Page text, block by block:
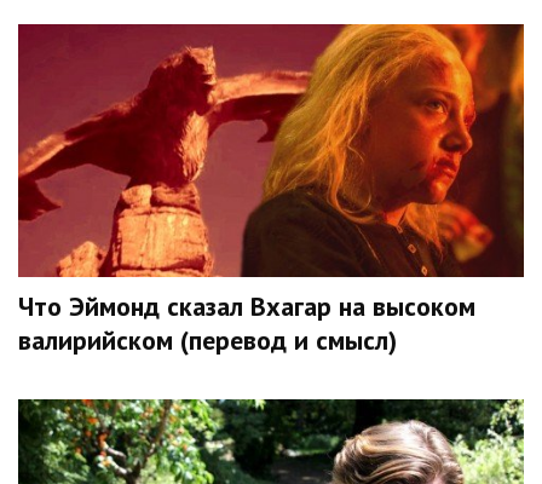
Что Эймонд сказал Вхагар на высоком
валирийском (перевод и смысл)